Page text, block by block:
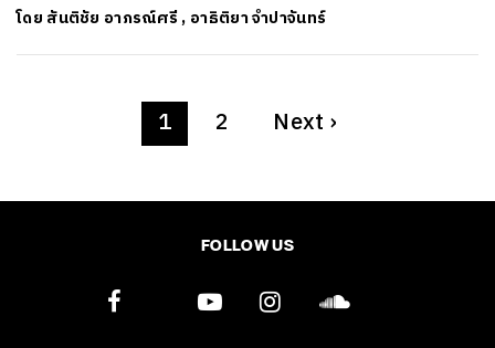
โดย สันติชัย อาภรณ์ศรี, อาธิติยา จำปาจันทร์
1 2 Next ›
FOLLOW US